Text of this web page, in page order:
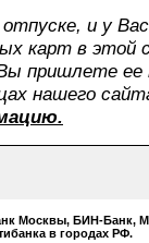
и у
карт в этой
пришлете ее
нашего
Москвы, БИН-
в городах РФ.